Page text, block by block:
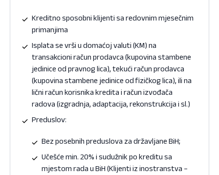
Kreditno sposobni klijenti sa redovnim mjesečnim
primanjima
Isplata se vrši u domaćoj valuti (KM) na
transakcioni račun prodavca (kupovina stambene
jedinice od pravnog lica), tekući račun prodavca
(kupovina stambene jedinice od fizičkog lica), ili na
lični račun korisnika kredita i račun izvođača
radova (izgradnja, adaptacija, rekonstrukcija i sl.)
Preduslov:
Bez posebnih preduslova za državljane BiH;
Učešće min. 20% i sudužnik po kreditu sa
mjestom rada u BiH (Klijenti iz inostranstva –